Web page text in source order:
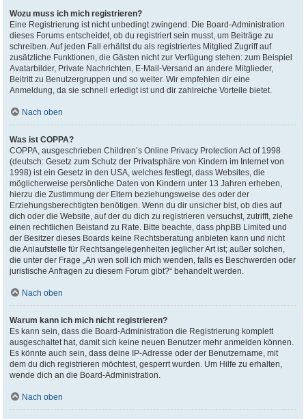
Wozu muss ich mich registrieren?
Eine Registrierung ist nicht unbedingt zwingend. Die Board-Administration
dieses Forums entscheidet, ob du registriert sein musst, um Beiträge zu
schreiben. Auf jeden Fall erhältst du als registriertes Mitglied Zugriff auf
zusätzliche Funktionen, die Gästen nicht zur Verfügung stehen: zum Beispiel
Avatarbilder, Private Nachrichten, E-Mail-Versand an andere Mitglieder,
Beitritt zu Benutzergruppen und so weiter. Wir empfehlen dir eine
Anmeldung, da sie schnell erledigt ist und dir zahlreiche Vorteile bietet.
Nach oben
Was ist COPPA?
COPPA, ausgeschrieben Children’s Online Privacy Protection Act of 1998
(deutsch: Gesetz zum Schutz der Privatsphäre von Kindern im Internet von
1998) ist ein Gesetz in den USA, welches festlegt, dass Websites, die
möglicherweise persönliche Daten von Kindern unter 13 Jahren erheben,
hierzu die Zustimmung der Eltern beziehungsweise des oder der
Erziehungsberechtigten benötigen. Wenn du dir unsicher bist, ob dies auf
dich oder die Website, auf der du dich zu registrieren versuchst, zutrifft, ziehe
einen rechtlichen Beistand zu Rate. Bitte beachte, dass phpBB Limited und
der Besitzer dieses Boards keine Rechtsberatung anbieten kann und nicht
die Anlaufstelle für Rechtsangelegenheiten jeglicher Art ist; außer solchen,
die unter der Frage „An wen soll ich mich wenden, falls es Beschwerden oder
juristische Anfragen zu diesem Forum gibt?“ behandelt werden.
Nach oben
Warum kann ich mich nicht registrieren?
Es kann sein, dass die Board-Administration die Registrierung komplett
ausgeschaltet hat, damit sich keine neuen Benutzer mehr anmelden können.
Es könnte auch sein, dass deine IP-Adresse oder der Benutzername, mit
dem du dich registrieren möchtest, gesperrt wurden. Um Hilfe zu erhalten,
wende dich an die Board-Administration.
Nach oben